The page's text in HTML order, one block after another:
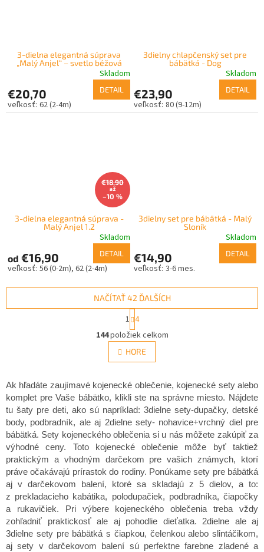
3-dielna elegantná súprava
„Malý Anjel“ – svetlo béžová
Skladom
€20,70 DETAIL
62 (2-4m)
3dielny chlapčenský set pre
bábätká - Dog
Skladom
€23,90 DETAIL
80 (9-12m)
€18,90
až
–10 %
3-dielna elegantná súprava -
Malý Anjel 1.2
Skladom
od €16,90 DETAIL
56 (0-2m) 62 (2-4m)
3dielny set pre bábätká - Malý
Sloník
Skladom
€14,90 DETAIL
3-6 mes.
O
v
l
á
a
c
i
e
p
r
v
k
y
v
ý
p
i
s
u
NAČÍTAŤ 42 ĎALŠÍCH
t
r
á
n
k
v
a
n
i
e
1 4
144položiek celkom
HORE
Ak hľadáte zaujímavé kojenecké oblečenie, kojenecké sety alebo
komplet pre Vaše bábätko, klikli ste na správne miesto. Nájdete
tu šaty pre deti, ako sú napríklad: 3dielne sety-dupačky, detské
body, podbradník, ale aj 2dielne sety- nohavice+vrchný diel pre
bábätká. Sety kojeneckého oblečenia si u nás môžete zakúpiť za
výhodné ceny. Toto kojenecké oblečenie môže byť taktiež
praktickým a vhodným darčekom pre vašich známych, ktorí
práve očakávajú prírastok do rodiny. Ponúkame sety pre bábätká
aj v darčekovom balení, ktoré sa skladajú z 5 dielov, a to:
z prekladacieho kabátika, polodupačiek, podbradníka, čiapočky
a rukavičiek. Pri výbere kojeneckého oblečenia treba vždy
zohľadniť praktickosť ale aj pohodlie dieťatka. 2dielne ale aj
3dielne sety pre bábätká s čiapkou, čelenkou alebo slintáčikom,
aj sety v darčekovom balení sú perfektne farebne zladené a